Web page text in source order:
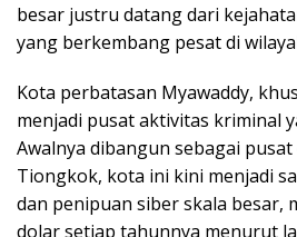
besar justru datang dari
yang berkembang pesat di
Kota perbatasan Myawaddy,
menjadi pusat aktivitas kriminal
Awalnya dibangun sebagai
Tiongkok, kota ini kini menjadi
dan penipuan siber skala besar,
dolar setiap tahunnya menurut